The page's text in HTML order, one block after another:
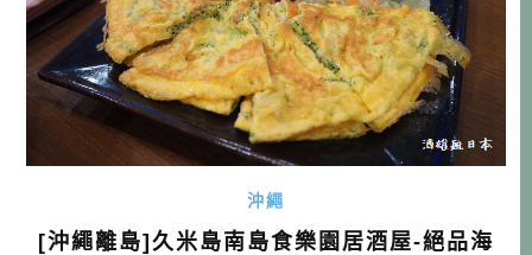
沖繩
[沖繩離島]久米島南島食樂園居酒屋-絕品海